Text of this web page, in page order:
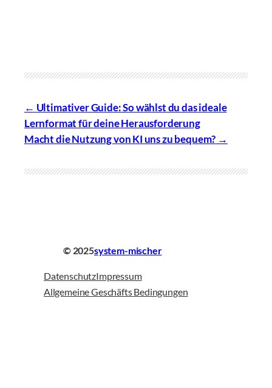
Ultimativer Guide: So wählst du das ideale
Lernformat für deine Herausforderung
Macht die Nutzung von KI uns zu bequem?
© 2025system-mischer
DatenschutzImpressum
Allgemeine Geschäfts Bedingungen